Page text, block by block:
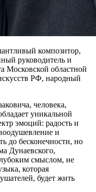
композитор,
руководитель и
Московской областной
РФ, народный
человека,
уникальной
эмоций: радость и
и
до бесконечности, но
Дунаевского,
смыслом, не
которая
будет жить